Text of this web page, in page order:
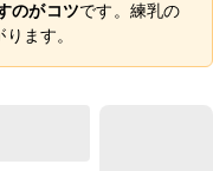
のがコツです。練乳の
ます。